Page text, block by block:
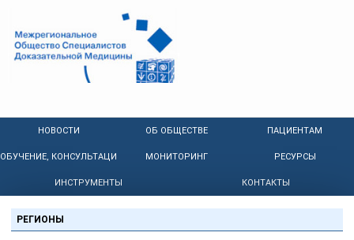
НОВОСТИ ОБ ОБЩЕСТВЕ ПАЦИЕНТАМ
ОБУЧЕНИЕ, КОНСУЛЬТАЦИИ МОНИТОРИНГ РЕСУРСЫ
ИНСТРУМЕНТЫ КОНТАКТЫ
РЕГИОНЫ